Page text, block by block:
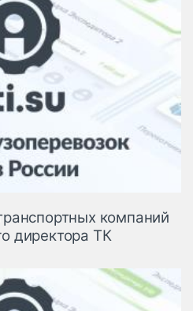
компаний
директора ТК